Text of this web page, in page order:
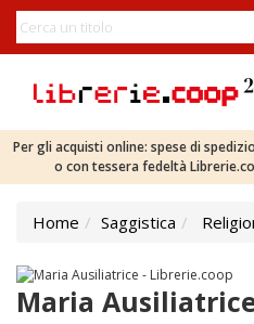
Per gli acquisti online: spese di
o con tessera fedeltà
Home Saggistica
Maria